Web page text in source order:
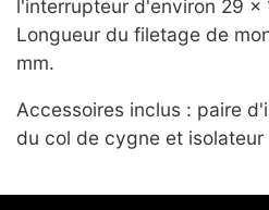
l'interrupteur d'environ 29 x
Longueur du filetage de
mm.
Accessoires inclus : paire
du col de cygne et